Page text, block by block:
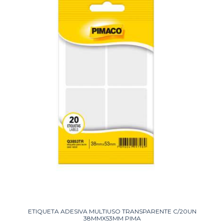
ETIQUETA ADESIVA MULTIUSO TRANSPARENTE C/20UN
38MMX53MM PIMA